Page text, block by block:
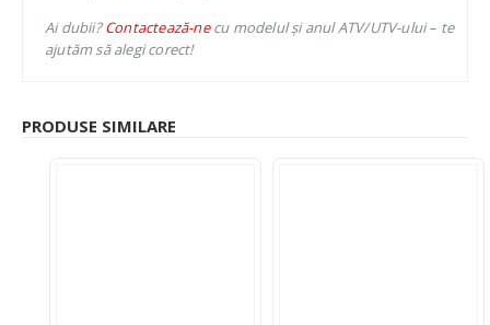
Ai dubii?Contactează-necu modelul și anul ATV/UTV-ului – te
ajutăm să alegi corect!
PRODUSE SIMILARE